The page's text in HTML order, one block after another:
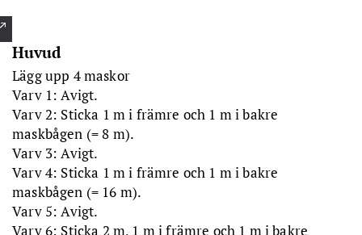
Huvud
Lägg upp 4 maskor
Varv 1: Avigt.
Varv 2: Sticka 1 m i främre och 1 m i bakre
maskbågen (= 8 m).
Varv 3: Avigt.
Varv 4: Sticka 1 m i främre och 1 m i bakre
maskbågen (= 16 m).
Varv 5: Avigt.
Varv 6: Sticka 2 m, 1 m i främre och 1 m i bakre